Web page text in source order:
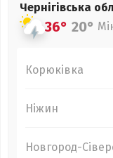
Чернігівська
36° 20°
Корюківка
Ніжин
Новгород-